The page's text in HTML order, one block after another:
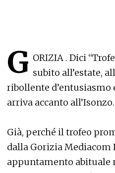
G ORIZIA . Dici
subito all’estate,
ribollente d’entusiasmo
arriva accanto all’Isonzo.
Già, perché il trofeo
dalla Gorizia Mediacom
appuntamento abituale